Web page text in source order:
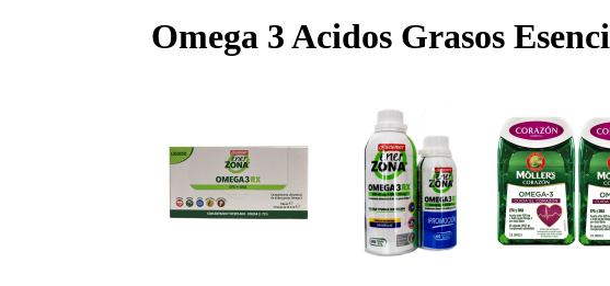
Omega 3 Acidos Grasos